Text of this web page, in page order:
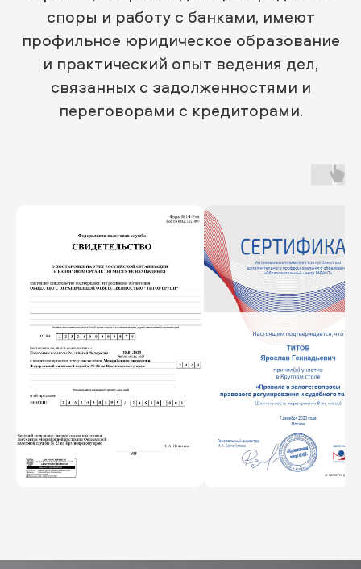
споры и работу с банками, имеют
профильное юридическое образование
и практический опыт ведения дел,
связанных с задолженностями и
переговорами с кредиторами.